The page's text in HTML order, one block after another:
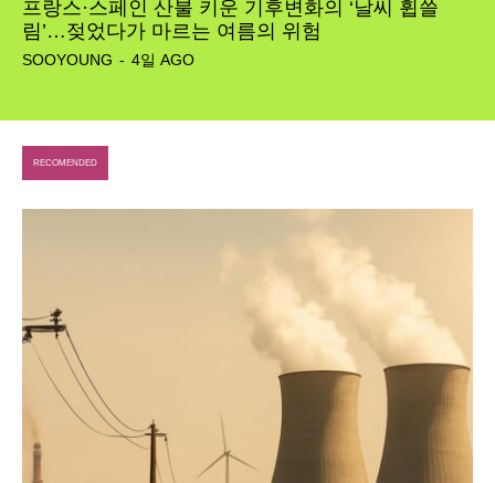
프랑스·스페인 산불 키운 기후변화의 ‘날씨 휩쓸
림’…젖었다가 마르는 여름의 위험
SOOYOUNG - 4일 AGO
RECOMENDED